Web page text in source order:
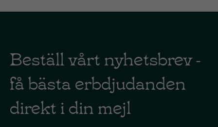
Beställ vårt nyhetsbrev -
få bästa erbdjudanden
direkt i din mejl